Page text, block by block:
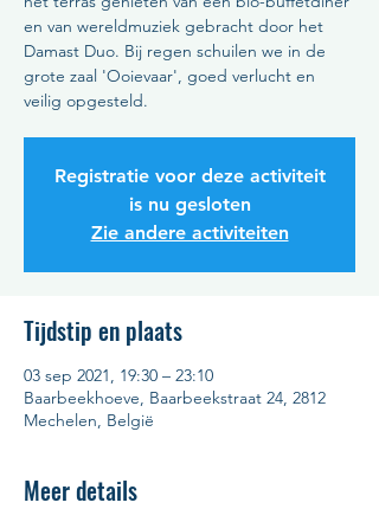
en van wereldmuziek gebracht door het
Damast Duo. Bij regen schuilen we in de
grote zaal 'Ooievaar', goed verlucht en
veilig opgesteld.
Registratie voor deze activiteit
is nu gesloten
Zie andere activiteiten
Tijdstip en plaats
03 sep 2021, 19:30 – 23:10
Baarbeekhoeve, Baarbeekstraat 24, 2812
Mechelen, België
Meer details